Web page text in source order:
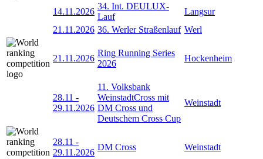
14.11.2026
34. Int. DEULUX-
Lauf
Langsur
21.11.2026 36. Werler Straßenlauf Werl
21.11.2026
Ring Running Series
2026
Hockenheim
28.11 -
29.11.2026
11. Volksbank
WeinstadtCross mit
DM Cross und
Deutschem Cross Cup
Weinstadt
28.11 -
29.11.2026
DM Cross Weinstadt